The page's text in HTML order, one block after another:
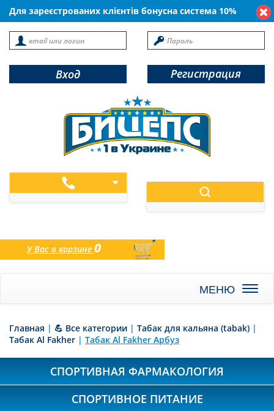
Для зареєстрованих клієнтів бонусна система 10%
Вход Регистрация
У Вас в корзине0
товаров
Главная | 💪 Все категории | Табак для кальяна (tabak) |
Табак Al Fakher | Табак Al Fakher Арбуз
СПОРТИВНАЯ ФАРМАКОЛОГИЯ
СПОРТИВНОЕ ПИТАНИЕ